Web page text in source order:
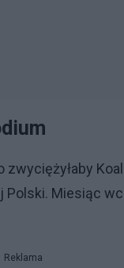
Miesiąc
Reklama